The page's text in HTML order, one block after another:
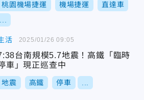
桃園機場捷運 機場捷運 直達車
活
台南規模5.7地震！高鐵「臨時
車」現正巡查中
地震 高鐵 停車
2025/01/26 09:05